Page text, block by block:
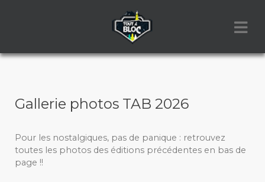
Gallerie photos TAB 2026
Pour les nostalgiques, pas de panique : retrouvez
toutes les photos des éditions précédentes en bas de
page !!